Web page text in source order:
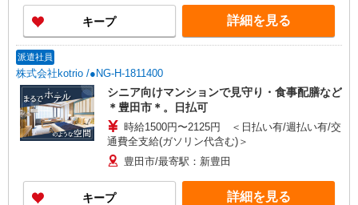
キープ 詳細を見る
派遣社員
株式会社kotrio /●NG-H-1811400
シニア向けマンションで見守り・食事配膳など
＊豊田市＊。日払可
時給1500円〜2125円 ＜日払い有/週払い有/交
通費全支給(ガソリン代含む)＞
豊田市/最寄駅：新豊田
キープ 詳細を見る